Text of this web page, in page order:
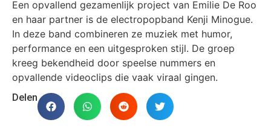
Een opvallend gezamenlijk project van Emilie De Roo
en haar partner is de electropopband Kenji Minogue.
In deze band combineren ze muziek met humor,
performance en een uitgesproken stijl. De groep
kreeg bekendheid door speelse nummers en
opvallende videoclips die vaak viraal gingen.
Delen